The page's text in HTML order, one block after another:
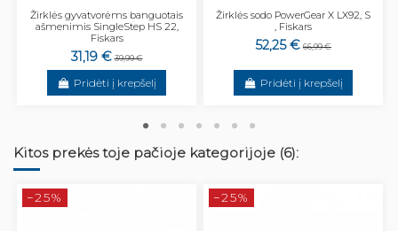
Žirklės gyvatvorėms banguotais
ašmenimis SingleStep HS 22,
Fiskars
31,19 € 39,99 €
Pridėti į krepšelį
Žirklės sodo PowerGear X LX92, S
, Fiskars
52,25 € 66,99 €
Pridėti į krepšelį
Kitos prekės toje pačioje kategorijoje (6):
−25% −25%